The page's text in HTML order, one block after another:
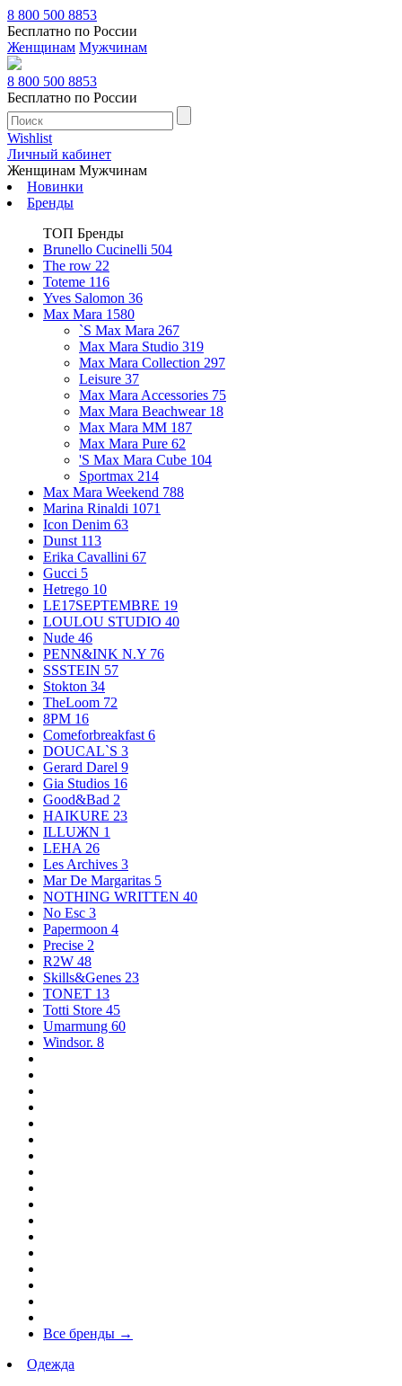
8 800 500 8853
Бесплатно по России
Женщинам Мужчинам
8 800 500 8853
Бесплатно по России
Wishlist
Личный кабинет
Женщинам Мужчинам
Новинки
Бренды
ТОП Бренды
Brunello Cucinelli 504
The row 22
Toteme 116
Yves Salomon 36
Max Mara 1580
`S Max Mara 267
Max Mara Studio 319
Max Mara Collection 297
Leisure 37
Max Mara Accessories 75
Max Mara Beachwear 18
Max Mara MM 187
Max Mara Pure 62
'S Max Mara Cube 104
Sportmax 214
Max Mara Weekend 788
Marina Rinaldi 1071
Icon Denim 63
Dunst 113
Erika Cavallini 67
Gucci 5
Hetrego 10
LE17SEPTEMBRE 19
LOULOU STUDIO 40
Nude 46
PENN&INK N.Y 76
SSSTEIN 57
Stokton 34
TheLoom 72
8PM 16
Comeforbreakfast 6
DOUCAL`S 3
Gerard Darel 9
Gia Studios 16
Good&Bad 2
HAIKURE 23
ILLUЖN 1
LEHA 26
Les Archives 3
Mar De Margaritas 5
NOTHING WRITTEN 40
No Esc 3
Papermoon 4
Precise 2
R2W 48
Skills&Genes 23
TONET 13
Totti Store 45
Umarmung 60
Windsor. 8
Все бренды →
Одежда